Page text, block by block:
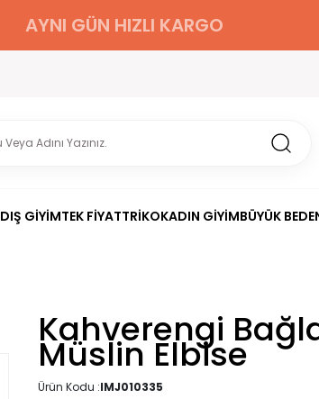
AYNI GÜN HIZLI KARGO
DIŞ GİYİMTEK FİYATTRİKOKADIN GİYİMBÜYÜK
Kahverengi
Müslin Elbise
Ürün Kodu :IMJ010335